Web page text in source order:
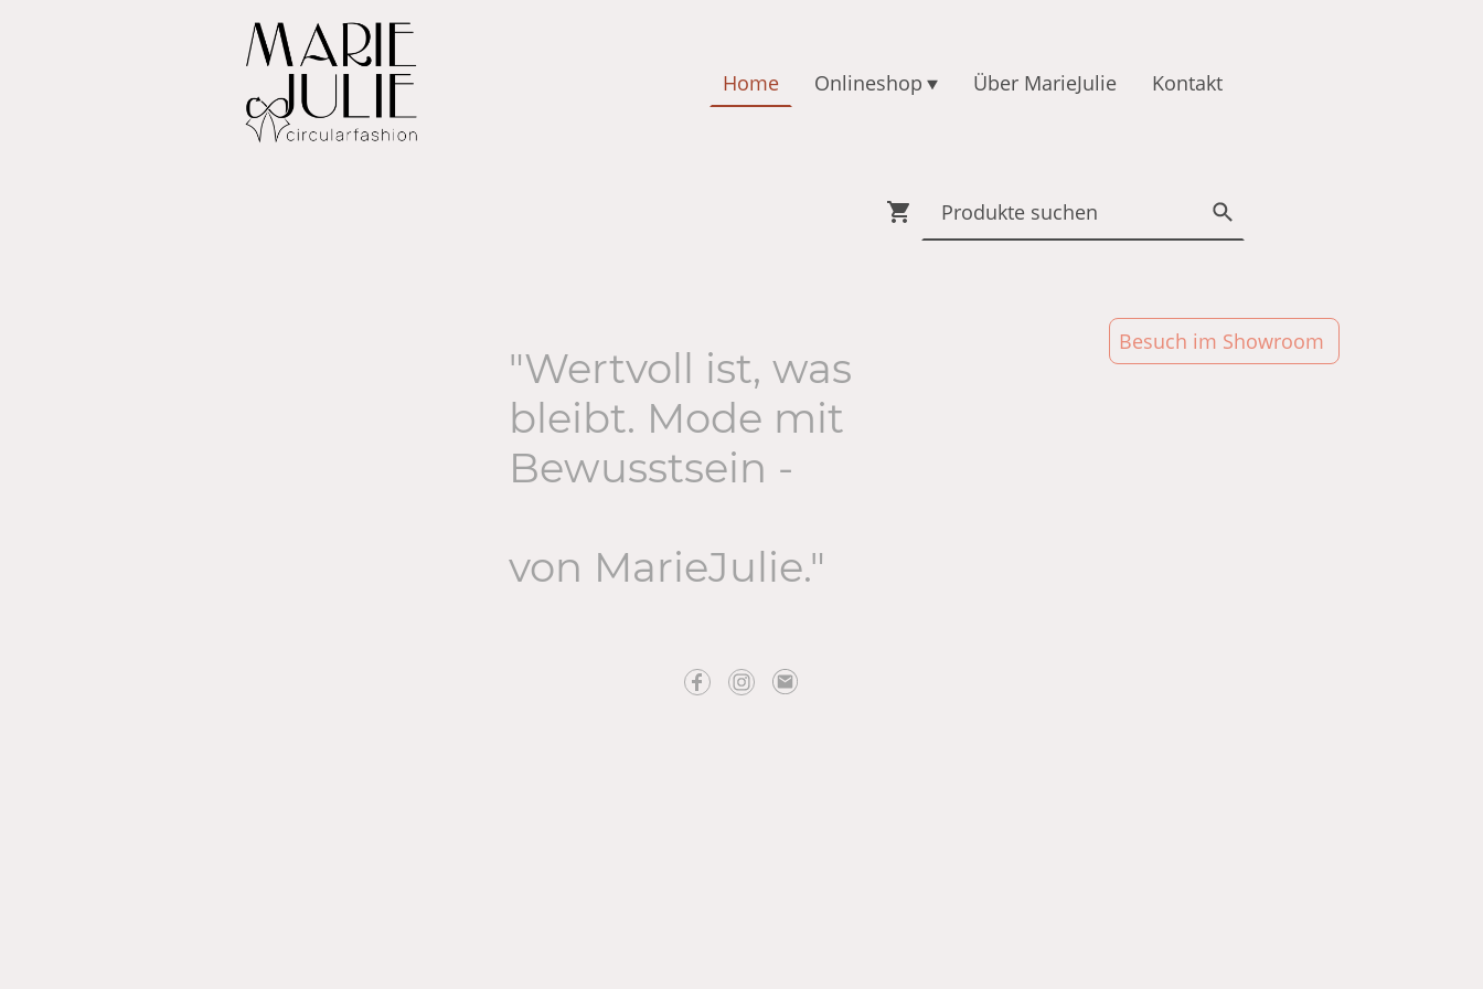
Home Onlineshop Über MarieJulie Kontakt
"Wertvoll ist, was
bleibt. Mode mit
Bewusstsein -
von MarieJulie."
Besuch im Showroom